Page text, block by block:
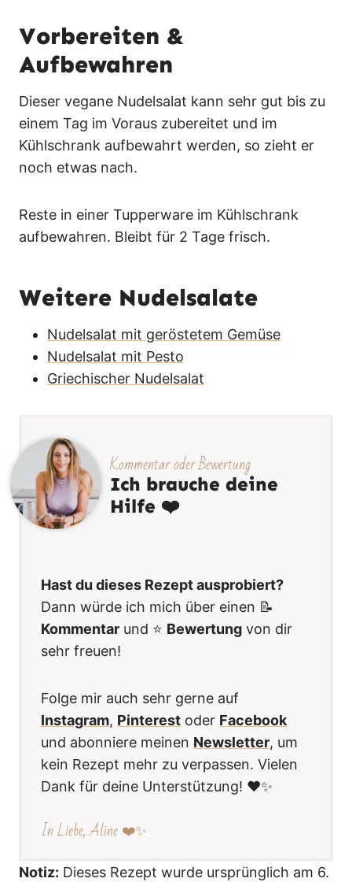
Vorbereiten &
Aufbewahren
Dieser vegane Nudelsalat kann sehr gut bis zu
einem Tag im Voraus zubereitet und im
Kühlschrank aufbewahrt werden, so zieht er
noch etwas nach.
Reste in einer Tupperware im Kühlschrank
aufbewahren. Bleibt für 2 Tage frisch.
Weitere Nudelsalate
Nudelsalat mit geröstetem Gemüse
Nudelsalat mit Pesto
Griechischer Nudelsalat
Kommentar oder Bewertung
Ich brauche deine
Hilfe ❤️
Hast du dieses Rezept ausprobiert?
Dann würde ich mich über einen 📝
Kommentar und ⭐️ Bewertung von dir
sehr freuen!
Folge mir auch sehr gerne auf
Instagram, Pinterest oder Facebook
und abonniere meinen Newsletter, um
kein Rezept mehr zu verpassen. Vielen
Dank für deine Unterstützung! ❤️✨
In Liebe, Aline ❤️✨
Notiz: Dieses Rezept wurde ursprünglich am 6.